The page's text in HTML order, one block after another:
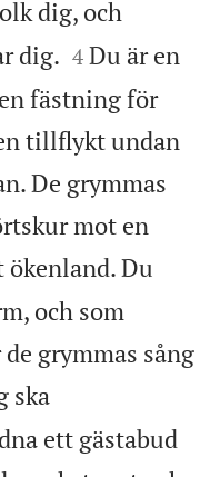
dig, och
dig. 

4 Du är en
fästning för
tillflykt undan
De grymmas
mot en
Du
och som
grymmas sång
ska
ett gästabud